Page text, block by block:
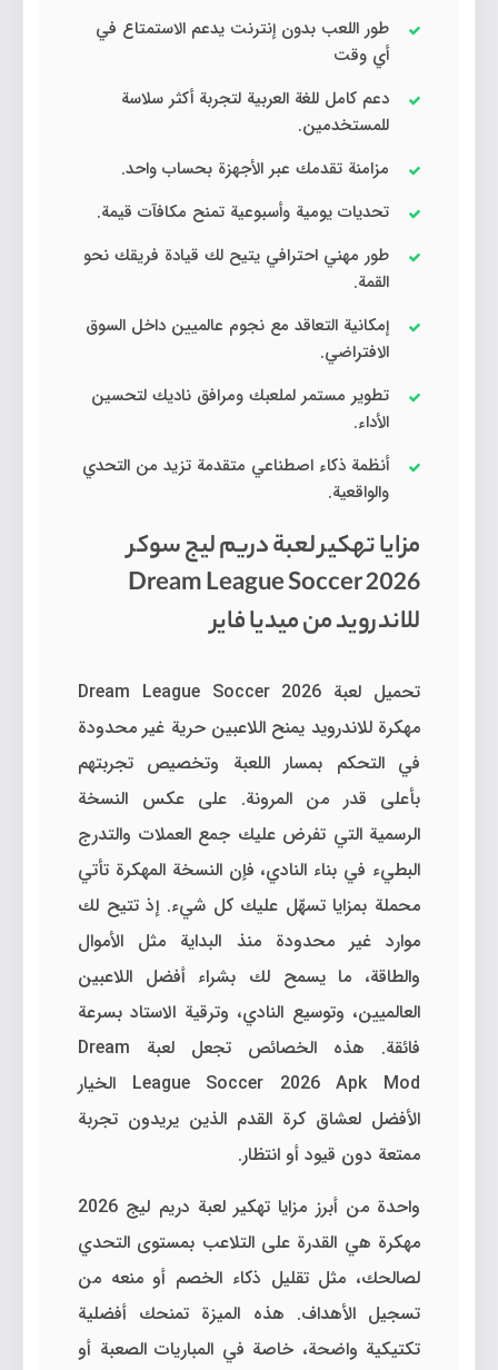
طور اللعب بدون إنترنت يدعم الاستمتاع في
أي وقت
دعم كامل للغة العربية لتجربة أكثر سلاسة
للمستخدمين.
مزامنة تقدمك عبر الأجهزة بحساب واحد.
تحديات يومية وأسبوعية تمنح مكافآت قيمة.
طور مهني احترافي يتيح لك قيادة فريقك نحو
القمة.
إمكانية التعاقد مع نجوم عالميين داخل السوق
الافتراضي.
تطوير مستمر لملعبك ومرافق ناديك لتحسين
الأداء.
أنظمة ذكاء اصطناعي متقدمة تزيد من التحدي
والواقعية.
مزايا تهكير لعبة دريم ليج سوكر
Dream League Soccer 2026
للاندرويد من ميديا فاير
تحميل لعبة Dream League Soccer 2026
مهكرة للاندرويد يمنح اللاعبين حرية غير محدودة
في التحكم بمسار اللعبة وتخصيص تجربتهم
بأعلى قدر من المرونة. على عكس النسخة
الرسمية التي تفرض عليك جمع العملات والتدرج
البطيء في بناء النادي، فإن النسخة المهكرة تأتي
محملة بمزايا تسهّل عليك كل شيء. إذ تتيح لك
موارد غير محدودة منذ البداية مثل الأموال
والطاقة، ما يسمح لك بشراء أفضل اللاعبين
العالميين، وتوسيع النادي، وترقية الاستاد بسرعة
فائقة. هذه الخصائص تجعل لعبة Dream
League Soccer 2026 Apk Mod الخيار
الأفضل لعشاق كرة القدم الذين يريدون تجربة
ممتعة دون قيود أو انتظار.
واحدة من أبرز مزايا تهكير لعبة دريم ليج 2026
مهكرة هي القدرة على التلاعب بمستوى التحدي
لصالحك، مثل تقليل ذكاء الخصم أو منعه من
تسجيل الأهداف. هذه الميزة تمنحك أفضلية
تكتيكية واضحة، خاصة في المباريات الصعبة أو